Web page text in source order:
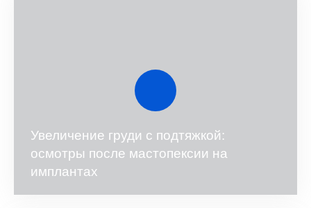
Увеличение груди с подтяжкой:
осмотры после мастопексии на
имплантах